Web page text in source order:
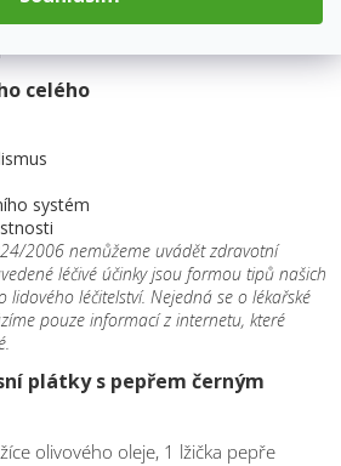
pepřové kuličky můžete rozemlít v
celého
systém
2006 nemůžeme uvádět zdravotní
léčivé účinky jsou formou tipů našich
lidového léčitelství. Nejedná se o lékařské
pouze informací z internetu, které
plátky s pepřem černým
olivového oleje, 1 lžička pepře